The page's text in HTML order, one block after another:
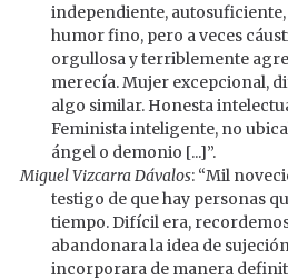
independiente,
humor fino, pero a veces
orgullosa y terriblemente
merecía. Mujer excepcional,
algo similar. Honesta
Feminista inteligente, no
ángel o demonio [...]”.
Miguel Vizcarra Dávalos: “Mil
testigo de que hay personas
tiempo. Difícil era,
abandonara la idea de
incorporara de manera